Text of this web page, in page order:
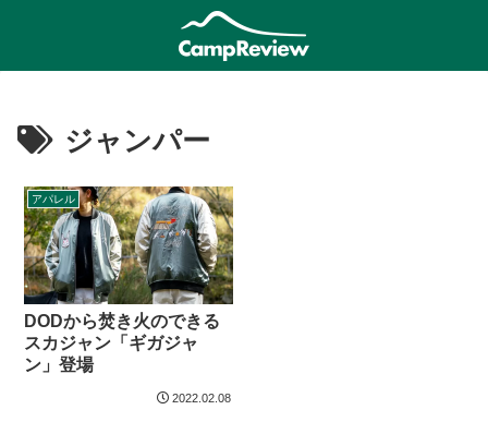
ジャンパー
アパレル
DODから焚き火のできる
スカジャン「ギガジャ
ン」登場
2022.02.08